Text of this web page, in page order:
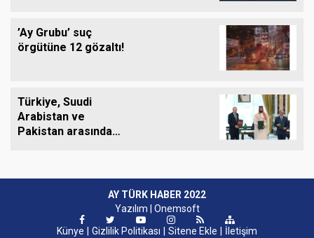
Ağustos'ta Başlıyor
’Ay Grubu’ suç
örgütüne 12 gözaltı!
Türkiye, Suudi
Arabistan ve
Pakistan arasında
AY TÜRK HABER 2022
Yazılım | Onemsoft
Künye
Gizlilik Politikası Sitene Ekle İletişim